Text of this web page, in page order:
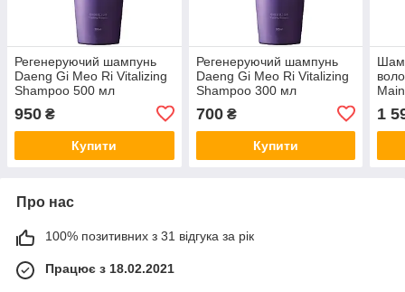
Регенеруючий шампунь
Daeng Gi Meo Ri Vitalizing
Shampoo 500 мл
950 ₴
Купити
Регенеруючий шампунь
Daeng Gi Meo Ri Vitalizing
Shampoo 300 мл
700₴
Купити
1
Про нас
100% позитивних з 31 відгука за рік
Працює з 18.02.2021